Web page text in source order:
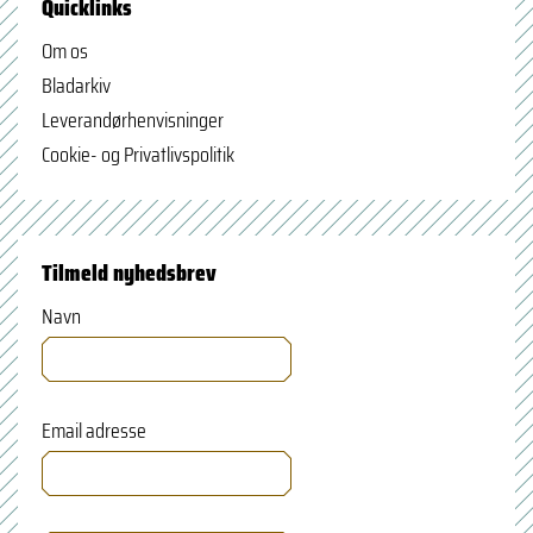
Om os
Bladarkiv
Leverandørhenvisninger
Cookie- og Privatlivspolitik
Tilmeld nyhedsbrev
Navn
Email adresse